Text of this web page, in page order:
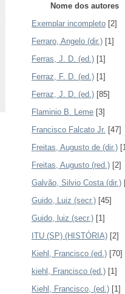
Nome dos autores
Exemplar incompleto[2]
Ferraro, Angelo (dir.)[1]
Ferras, J. D. (ed.)[1]
Ferraz, F. D. (ed.)[1]
Ferraz, J. D. (ed.)[85]
Flaminio B. Leme[3]
Francisco Falcato Jr. [47]
Freitas, Augusto de (dir.)
Freitas, Augusto (red.)[2]
Galvão, Silvio Costa (dir.)
Guido, Luiz (secr.)[45]
Guido, luiz (secr.)[1]
ITU (SP) (HISTÓRIA)[2]
Kiehl, Francisco (ed.)[70]
kiehl, Francisco (ed.)[1]
Kiehl, Francisco, (ed.)[1]